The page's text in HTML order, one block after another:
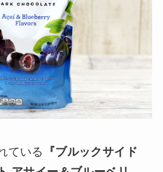
ている
『ブルックサイド